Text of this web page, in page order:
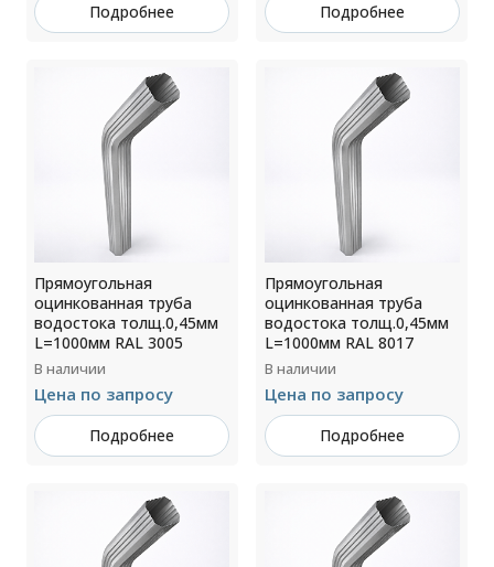
Подробнее Подробнее
Прямоугольная
оцинкованная труба
водостока толщ.0,45мм
L=1000мм RAL 3005
В наличии
Цена по запросу
Подробнее
Прямоугольная
оцинкованная труба
водостока толщ.0,45мм
L=1000мм RAL 8017
В наличии
Цена по запросу
Подробнее